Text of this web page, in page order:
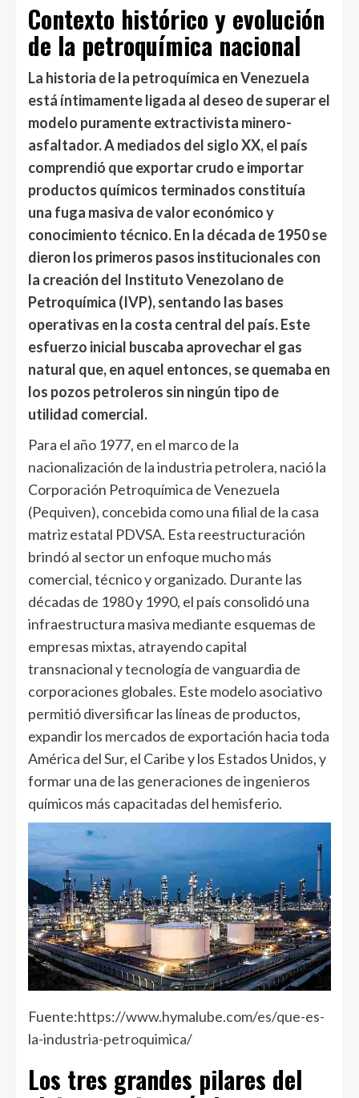
Contexto histórico y evolución
de la petroquímica nacional
La historia de la petroquímica en Venezuela
está íntimamente ligada al deseo de superar el
modelo puramente extractivista minero-
asfaltador. A mediados del siglo XX, el país
comprendió que exportar crudo e importar
productos químicos terminados constituía
una fuga masiva de valor económico y
conocimiento técnico. En la década de 1950 se
dieron los primeros pasos institucionales con
la creación del Instituto Venezolano de
Petroquímica (IVP), sentando las bases
operativas en la costa central del país. Este
esfuerzo inicial buscaba aprovechar el gas
natural que, en aquel entonces, se quemaba en
los pozos petroleros sin ningún tipo de
utilidad comercial.
Para el año 1977, en el marco de la
nacionalización de la industria petrolera, nació la
Corporación Petroquímica de Venezuela
(Pequiven), concebida como una filial de la casa
matriz estatal PDVSA. Esta reestructuración
brindó al sector un enfoque mucho más
comercial, técnico y organizado. Durante las
décadas de 1980 y 1990, el país consolidó una
infraestructura masiva mediante esquemas de
empresas mixtas, atrayendo capital
transnacional y tecnología de vanguardia de
corporaciones globales. Este modelo asociativo
permitió diversificar las líneas de productos,
expandir los mercados de exportación hacia toda
América del Sur, el Caribe y los Estados Unidos, y
formar una de las generaciones de ingenieros
químicos más capacitadas del hemisferio.
Fuente:https://www.hymalube.com/es/que-es-
la-industria-petroquimica/
Los tres grandes pilares del